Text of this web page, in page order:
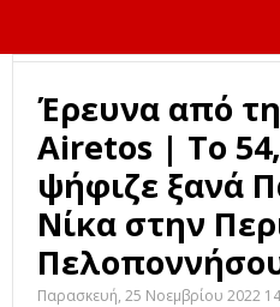
Έρευνα από
Airetos | Το
ψήφιζε ξανά
Νίκα στην
Παρασκευή, 25 Νοεμβρίου 2022